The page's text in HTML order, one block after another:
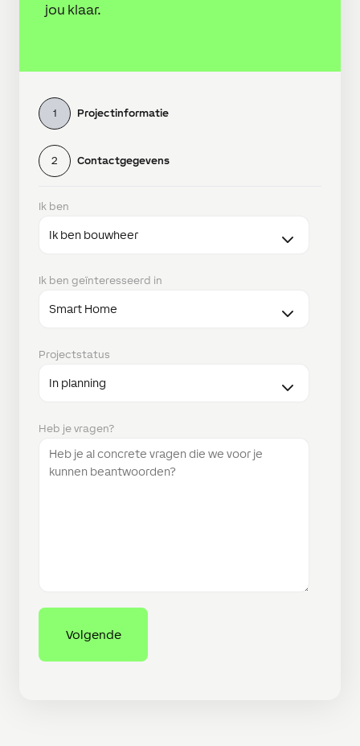
jou klaar.
1 Projectinformatie
2 Contactgegevens
Ik ben
Ik ben geïnteresseerd in
Projectstatus
Heb je vragen?